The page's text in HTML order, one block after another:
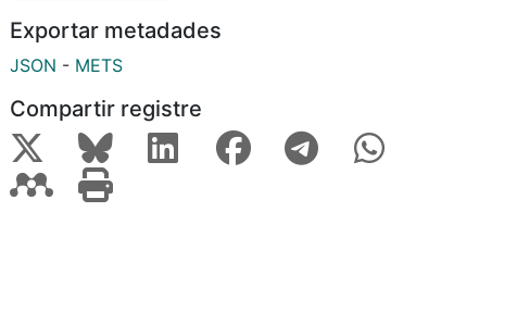
Exportar metadades
JSON - METS
Compartir registre